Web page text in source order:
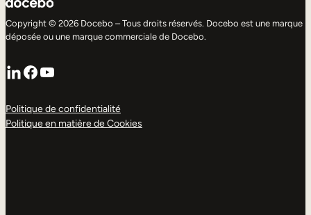
Copyright © 2026 Docebo – Tous droits réservés. Docebo est une marque
déposée ou une marque commerciale de Docebo.
LinkedIn
Facebook
YouTube
Politique de confidentialité
Politique en matière de Cookies